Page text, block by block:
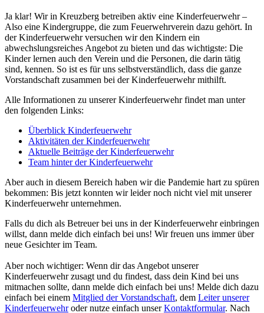
Ja klar! Wir in Kreuzberg betreiben aktiv eine Kinderfeuerwehr –
Also eine Kindergruppe, die zum Feuerwehrverein dazu gehört. In
der Kinderfeuerwehr versuchen wir den Kindern ein
abwechslungsreiches Angebot zu bieten und das wichtigste: Die
Kinder lernen auch den Verein und die Personen, die darin tätig
sind, kennen. So ist es für uns selbstverständlich, dass die ganze
Vorstandschaft zusammen bei der Kinderfeuerwehr mithilft.
Alle Informationen zu unserer Kinderfeuerwehr findet man unter
den folgenden Links:
Überblick Kinderfeuerwehr
Aktivitäten der Kinderfeuerwehr
Aktuelle Beiträge der Kinderfeuerwehr
Team hinter der Kinderfeuerwehr
Aber auch in diesem Bereich haben wir die Pandemie hart zu spüren
bekommen: Bis jetzt konnten wir leider noch nicht viel mit unserer
Kinderfeuerwehr unternehmen.
Falls du dich als Betreuer bei uns in der Kinderfeuerwehr einbringen
willst, dann melde dich einfach bei uns! Wir freuen uns immer über
neue Gesichter im Team.
Aber noch wichtiger: Wenn dir das Angebot unserer
Kinderfeuerwehr zusagt und du findest, dass dein Kind bei uns
mitmachen sollte, dann melde dich einfach bei uns! Melde dich dazu
einfach bei einem Mitglied der Vorstandschaft, dem Leiter unserer
Kinderfeuerwehroder nutze einfach unserKontaktformular. Nach